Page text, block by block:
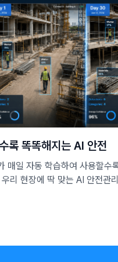
록 똑똑해지는 AI 안전
매일 자동 학습하여 사용할수
리 현장에 딱 맞는 AI 안전관